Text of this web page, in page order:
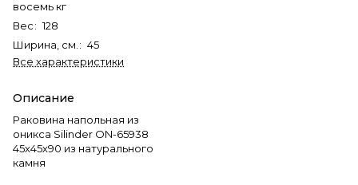
восемь кг
Вес: 128
Ширина, см. : 45
Все характеристики
Описание
Раковина напольная из
оникса Silinder ON-65938
45х45х90 из натурального
камня